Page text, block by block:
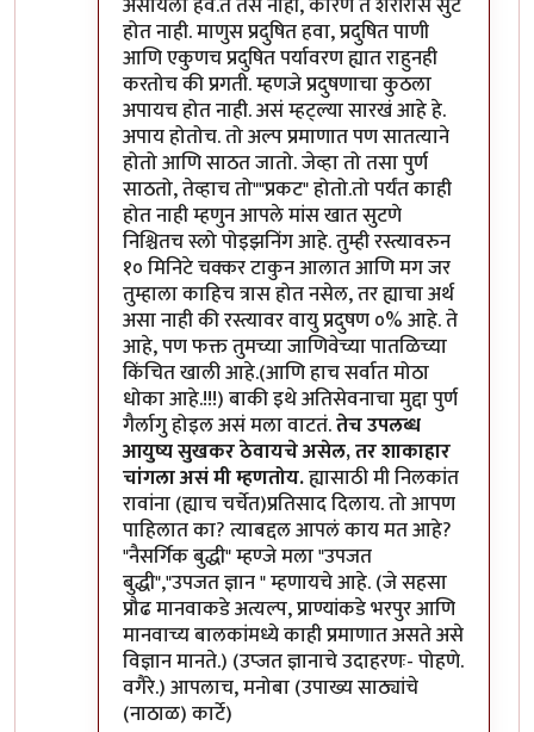
होत नाही. माणुस प्रदुषित हवा, प्रदुषित पाणी
आणि एकुणच प्रदुषित पर्यावरण ह्यात राहुनही
करतोच की प्रगती. म्हणजे प्रदुषणाचा कुठला
अपायच होत नाही. असं म्हट्ल्या सारखं आहे हे.
अपाय होतोच. तो अल्प प्रमाणात पण सातत्याने
होतो आणि साठत जातो. जेव्हा तो तसा पुर्ण
साठतो, तेव्हाच तो""प्रकट" होतो.तो पर्यंत काही
होत नाही म्हणुन आपले मांस खात सुटणे
निश्चितच स्लो पोइझनिंग आहे. तुम्ही रस्त्यावरुन
१० मिनिटे चक्कर टाकुन आलात आणि मग जर
तुम्हाला काहिच त्रास होत नसेल, तर ह्याचा अर्थ
असा नाही की रस्त्यावर वायु प्रदुषण ०% आहे. ते
आहे, पण फक्त तुमच्या जाणिवेच्या पातळिच्या
किंचित खाली आहे.(आणि हाच सर्वात मोठा
धोका आहे.!!!) बाकी इथे अतिसेवनाचा मुद्दा पुर्ण
गैर्लागु होइल असं मला वाटतं.तेच उपलब्ध
आयुष्य सुखकर ठेवायचे असेल, तर शाकाहार
चांगला असं मी म्हणतोय.ह्यासाठी मी निलकांत
रावांना (ह्याच चर्चेत)प्रतिसाद दिलाय. तो आपण
पाहिलात का? त्याबद्दल आपलं काय मत आहे?
"नैसर्गिक बुद्धी" म्हण्जे मला "उपजत
बुद्धी","उपजत ज्ञान " म्हणायचे आहे. (जे सहसा
प्रौढ मानवाकडे अत्यल्प, प्राण्यांकडे भरपुर आणि
मानवाच्य बालकांमध्ये काही प्रमाणात असते असे
विज्ञान मानते.) (उप्जत ज्ञानाचे उदाहरणः- पोहणे.
वगैरे.) आपलाच, मनोबा (उपाख्य साठ्यांचे
(नाठाळ) कार्टे)